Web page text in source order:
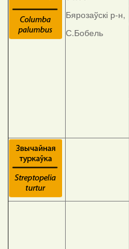
Бярозаўскі р-н,
С.Бобель